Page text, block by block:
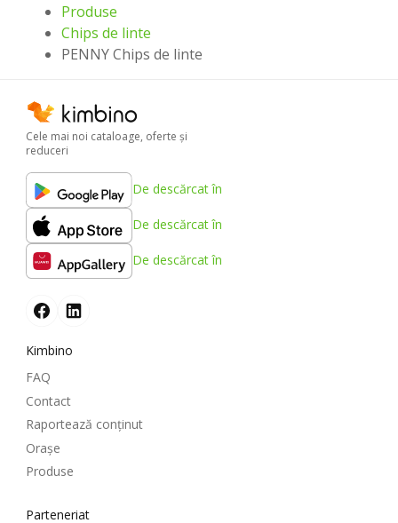
Produse
Chips de linte
PENNY Chips de linte
Cele mai noi cataloage, oferte şi
reduceri
De descărcat în
De descărcat în
De descărcat în
Kimbino
FAQ
Contact
Raportează conținut
Oraşe
Produse
Parteneriat